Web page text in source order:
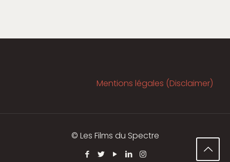
Mentions légales (Disclaimer)
© Les Films du Spectre